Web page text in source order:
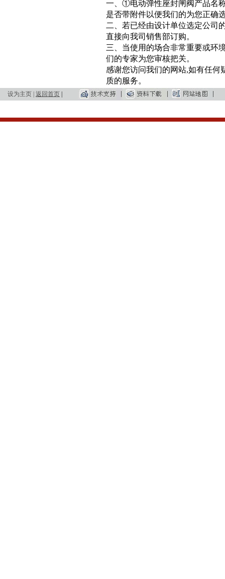
一、①电动弹性座封闸阀产品名
是否带附件以便我们的为您正确
二、若已经由设计单位选定公司
直接向我司销售部订购。
三、当使用的场合非常重要或环
们的专家为您审核把关。
感谢您访问我们的网站,如有任何
质的服务。
设为主页 返回首页